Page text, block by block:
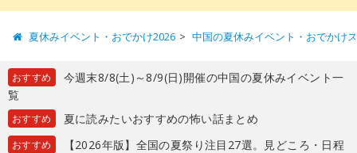
夏休みイベント・おでかけ2026 中国の夏休みイベント・おでかけ
おすすめ
今週末8/8(土)～8/9(日)開催の中国の夏休みイベント一
覧
おすすめ 夏に読みたいおすすめの怖い話まとめ
おすすめ
【2026年版】全国の夏祭り注目27選。見どころ・日程